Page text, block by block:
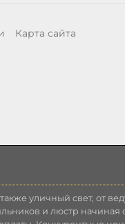
Карта сайта
уличный свет, от
и люстр начиная